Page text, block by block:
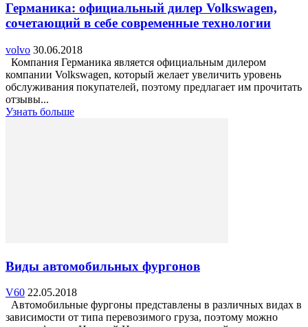
Германика: официальный дилер Volkswagen,
сочетающий в себе современные технологии
volvo 30.06.2018
Компания Германика является официальным дилером
компании Volkswagen, который желает увеличить уровень
обслуживания покупателей, поэтому предлагает им прочитать
отзывы...
Узнать больше
Виды автомобильных фургонов
V60 22.05.2018
Автомобильные фургоны представлены в различных видах в
зависимости от типа перевозимого груза, поэтому можно